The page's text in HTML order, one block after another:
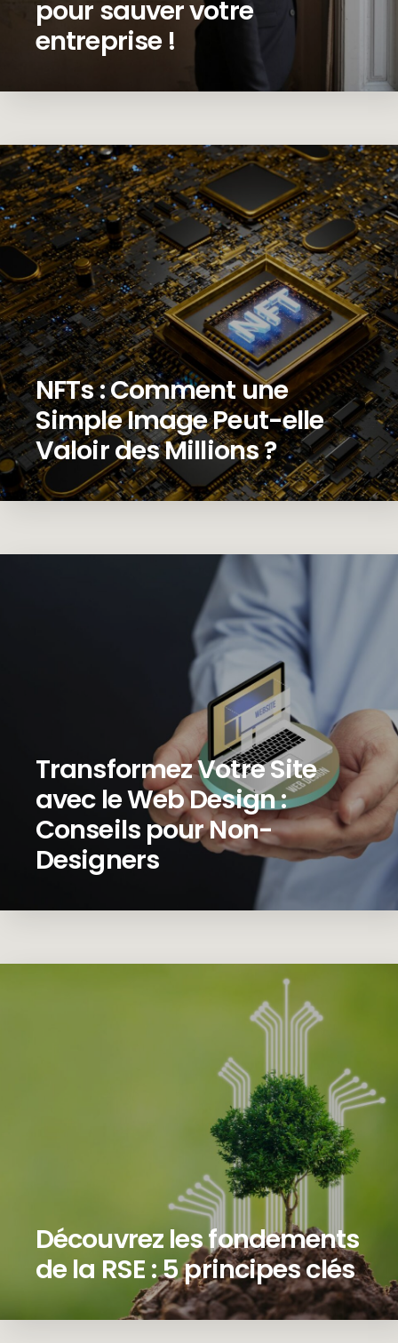
pour sauver votre
entreprise !
NFTs : Comment une
Simple Image Peut-elle
Valoir des Millions ?
Transformez Votre Site
avec le Web Design :
Conseils pour Non-
Designers
Découvrez les fondements
de la RSE : 5 principes clés